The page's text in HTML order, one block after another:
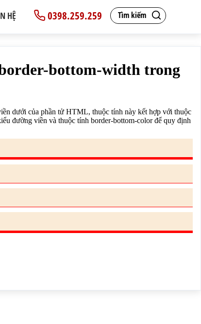
Tìm kiếm
0398.259.259
HỆ
bottom-color: red;}
style để quy định kiểu đường viền và thuộc